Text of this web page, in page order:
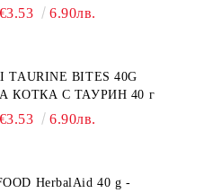
€3.53 6.90лв.
TAURINE BITES 40G
КОТКА С ТАУРИН 40 г
€3.53 6.90лв.
HerbalAid 40 g -